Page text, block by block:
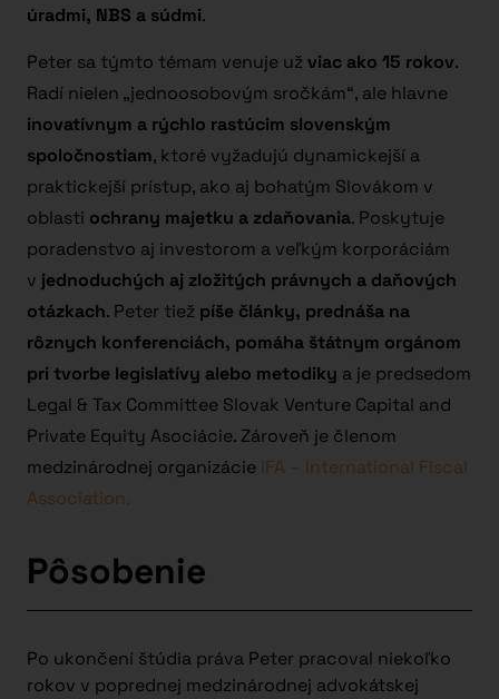
úradmi, NBS a súdmi.
Peter sa týmto témam venuje už viac ako 15 rokov.
Radí nielen „jednoosobovým sročkám“, ale hlavne
inovatívnym a rýchlo rastúcim slovenským
spoločnostiam, ktoré vyžadujú dynamickejší a
praktickejší prístup, ako aj bohatým Slovákom v
oblasti ochrany majetku a zdaňovania. Poskytuje
poradenstvo aj investorom a veľkým korporáciám
v jednoduchých aj zložitých právnych a daňových
otázkach. Peter tiež píše články, prednáša na
rôznych konferenciách, pomáha štátnym orgánom
pri tvorbe legislatívy alebo metodiky a je predsedom
Legal & Tax Committee Slovak Venture Capital and
Private Equity Asociácie. Zároveň je členom
medzinárodnej organizácie IFA – International Fiscal
Association.
Pôsobenie
Po ukončení štúdia práva Peter pracoval niekoľko
rokov v poprednej medzinárodnej advokátskej